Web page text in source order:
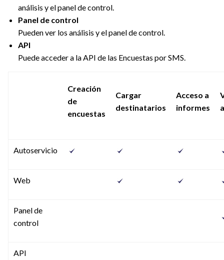
análisis y el panel de control.
Panel de control
Pueden ver los análisis y el panel de control.
API
Puede acceder a la API de las Encuestas por SMS.
Creación
de
encuestas
Cargar
destinatarios
Acceso a
informes
Autoservicio
Web
Panel de
control
API